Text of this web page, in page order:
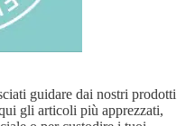
guidare dai nostri prodotti
gli articoli più apprezzati,